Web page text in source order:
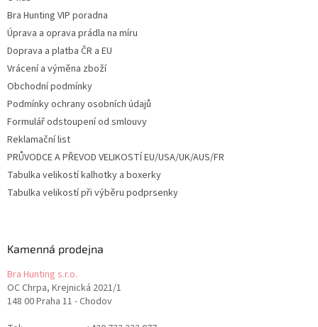
Bra Hunting VIP poradna
Úprava a oprava prádla na míru
Doprava a platba ČR a EU
Vrácení a výměna zboží
Obchodní podmínky
Podmínky ochrany osobních údajů
Formulář odstoupení od smlouvy
Reklamační list
PRŮVODCE A PŘEVOD VELIKOSTÍ EU/USA/UK/AUS/FR
Tabulka velikostí kalhotky a boxerky
Tabulka velikostí při výběru podprsenky
Kamenná prodejna
Bra Hunting s.r.o.
OC Chrpa, Krejnická 2021/1
148 00 Praha 11 - Chodov